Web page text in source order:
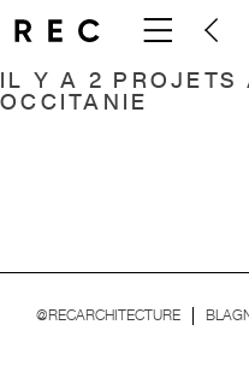
IL Y A 2 PROJETS
OCCITANIE
@RECARCHITECTURE